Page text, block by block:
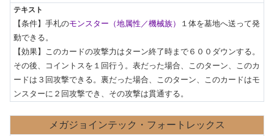
【条件】手札のモンスター（地属性／機械族）
１体を墓地へ送って発
動できる。
【効果】このカードの攻撃力はターン終了時まで６００ダウンする。
その後、コイントスを１回行う。表だった場合、このターン、このカ
ードは３回攻撃できる。裏だった場合、このターン、このカードはモ
ンスターに２回攻撃でき、その攻撃は貫通する。
メガジョインテック・フォートレックス